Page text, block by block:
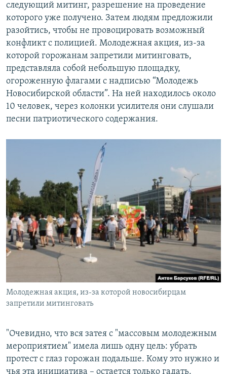
следующий митинг, разрешение на проведение
которого уже получено. Затем людям предложили
разойтись, чтобы не провоцировать возможный
конфликт с полицией. Молодежная акция, из-за
которой горожанам запретили митинговать,
представляла собой небольшую площадку,
огороженную флагами с надписью “Молодежь
Новосибирской области”. На ней находилось около
10 человек, через колонки усилителя они слушали
песни патриотического содержания.
Молодежная акция, из-за которой новосибирцам
запретили митинговать
"Очевидно, что вся затея с "массовым молодежным
мероприятием" имела лишь одну цель: убрать
протест с глаз горожан подальше. Кому это нужно и
чья эта инициатива – остается только гадать.